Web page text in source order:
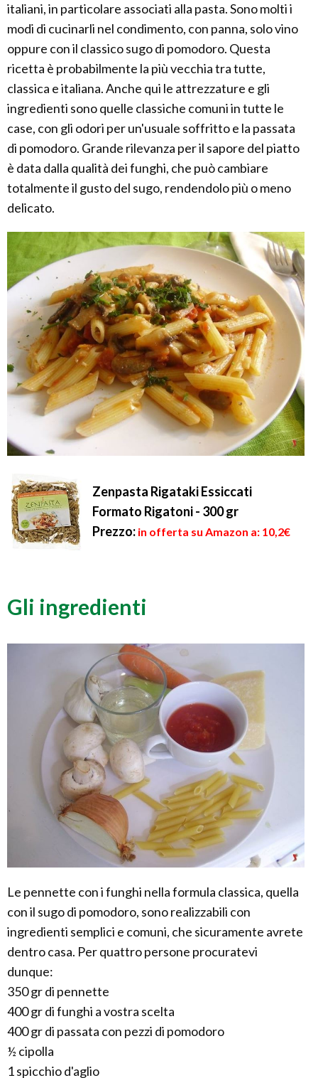
italiani, in particolare associati alla pasta. Sono molti i
modi di cucinarli nel condimento, con panna, solo vino
oppure con il classico sugo di pomodoro. Questa
ricetta è probabilmente la più vecchia tra tutte,
classica e italiana. Anche qui le attrezzature e gli
ingredienti sono quelle classiche comuni in tutte le
case, con gli odori per un'usuale soffritto e la passata
di pomodoro. Grande rilevanza per il sapore del piatto
è data dalla qualità dei funghi, che può cambiare
totalmente il gusto del sugo, rendendolo più o meno
delicato.
Zenpasta Rigataki Essiccati
Formato Rigatoni - 300 gr
Prezzo: in offerta su Amazon a: 10,2€
Gli ingredienti
Le pennette con i funghi nella formula classica, quella
con il sugo di pomodoro, sono realizzabili con
ingredienti semplici e comuni, che sicuramente avrete
dentro casa. Per quattro persone procuratevi
dunque:
350 gr di pennette
400 gr di funghi a vostra scelta
400 gr di passata con pezzi di pomodoro
½ cipolla
1 spicchio d'aglio